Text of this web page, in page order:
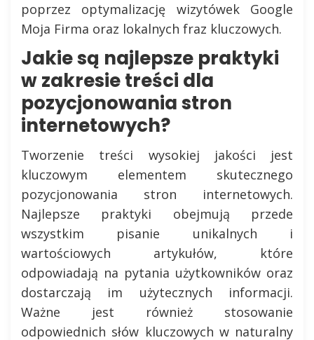
poprzez optymalizację wizytówek Google
Moja Firma oraz lokalnych fraz kluczowych.
Jakie są najlepsze praktyki
w zakresie treści dla
pozycjonowania stron
internetowych?
Tworzenie treści wysokiej jakości jest
kluczowym elementem skutecznego
pozycjonowania stron internetowych.
Najlepsze praktyki obejmują przede
wszystkim pisanie unikalnych i
wartościowych artykułów, które
odpowiadają na pytania użytkowników oraz
dostarczają im użytecznych informacji.
Ważne jest również stosowanie
odpowiednich słów kluczowych w naturalny